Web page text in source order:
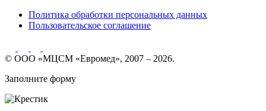
Политика обработки персональных данных
Пользовательское соглашение
© ООО «МЦСМ «Евромед», 2007 – 2026.
Заполните форму